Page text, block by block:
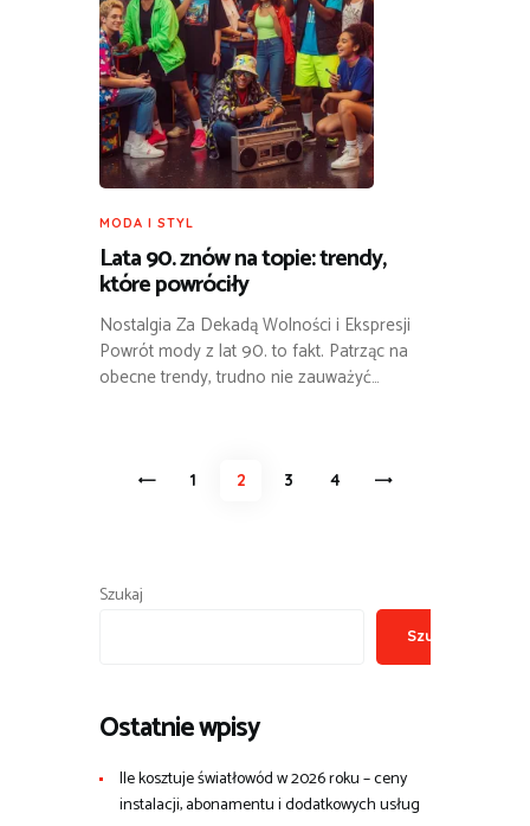
MODA I STYL
Lata 90. znów na topie: trendy,
które powróciły
Nostalgia Za Dekadą Wolności i Ekspresji
Powrót mody z lat 90. to fakt. Patrząc na
obecne trendy, trudno nie zauważyć…
Stronicowanie
PAGE
1 PAGE
2 PAGE
3 PAGE
4
Szukaj
Szukaj
Ostatnie wpisy
Ile kosztuje światłowód w 2026 roku – ceny
instalacji, abonamentu i dodatkowych usług